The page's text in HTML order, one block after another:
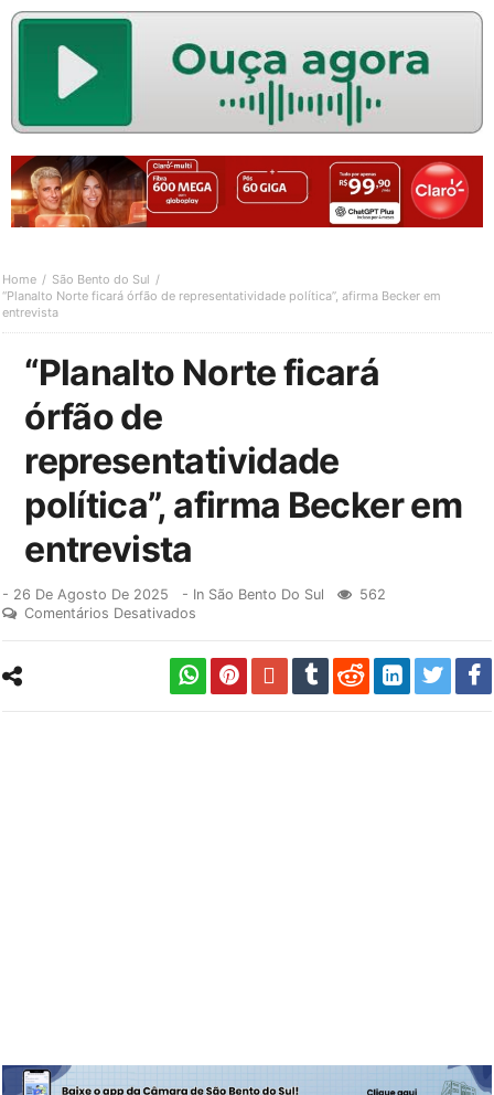
Home
São Bento do Sul
“Planalto Norte ficará órfão de representatividade política”, afirma Becker em
entrevista
“Planalto Norte ficará
órfão de
representatividade
política”, afirma Becker em
entrevista
- 26 De Agosto De 2025 - In São Bento Do Sul
562
Comentários Desativados